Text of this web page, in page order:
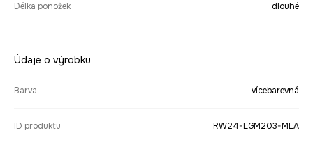
Délka ponožek dlouhé
Údaje o výrobku
Barva vícebarevná
ID produktu RW24-LGM203-MLA